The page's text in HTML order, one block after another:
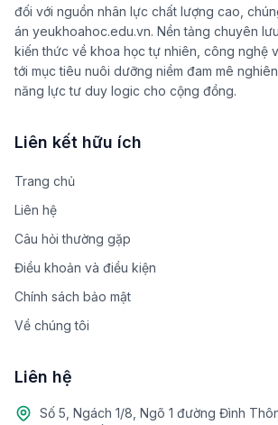
đối với nguồn nhân lực chất lượng cao,
án yeukhoahoc.edu.vn. Nền tảng chuyên
kiến thức về khoa học tự nhiên, công nghệ
tới mục tiêu nuôi dưỡng niềm đam mê
năng lực tư duy logic cho cộng đồng.
Liên kết hữu ích
Trang chủ
Liên hệ
Câu hỏi thường gặp
Điều khoản và điều kiện
Chính sách bảo mật
Về chúng tôi
Liên hệ
Số 5, Ngách 1/8, Ngõ 1 đường Đình